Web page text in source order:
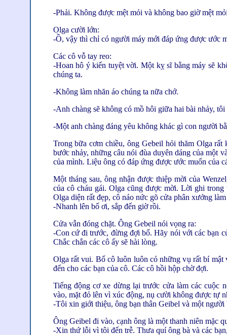
-Phải. Không được mệt mỏi và không bao giờ mệt
Olga cười lớn:
-Ồ, vậy thì chỉ có người máy mới đáp ứng được ước
Các cô vỗ tay reo:
-Hoan hô ý kiến tuyệt vời. Một kỵ sĩ bằng máy sẽ
chúng ta.
-Không làm nhăn áo chúng ta nữa chớ.
-Anh chàng sẽ không có mồ hôi giữa hai bài nhảy,
-Một anh chàng đáng yêu không khác gì con người
Trong bữa cơm chiều, ông Gebeil hỏi thăm Olga
bước nhảy, những câu nói đùa duyên dáng của một
của mình. Liệu ông có đáp ứng được ước muốn của
Một tháng sau, ông nhận được thiệp mời của
của cô cháu gái. Olga cũng được mời. Lời ghi
Olga diện rất đẹp, cô náo nức gõ cửa phân xưởng
-Nhanh lên bố ơi, sắp đến giờ rồi.
Cửa vẫn đóng chặt. Ông Gebeil nói vọng ra:
-Con cứ đi trước, đừng đợi bố. Hãy nói với các bạn
Chắc chắn các cô ấy sẽ hài lòng.
Olga rất vui. Bố cô luôn luôn có những vụ rất bí
đến cho các bạn của cô. Các cô hồi hộp chờ đợi.
Tiếng động cơ xe dừng lại trước cửa làm các cuộc
vào, mặt đỏ lên vì xúc động, nụ cười không được tự
-Tôi xin giới thiệu, ông bạn thân Geibel và một người
Ông Geibel đi vào, cạnh ông là một thanh niên mặc
-Xin thứ lỗi vì tôi đến trễ. Thưa quí ông bà và các